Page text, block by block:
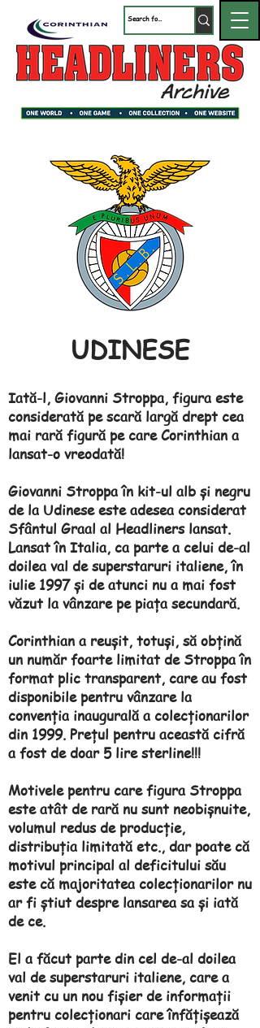
UDINESE
Iată-l, Giovanni Stroppa, figura este
considerată pe scară largă drept cea
mai rară figură pe care Corinthian a
lansat-o vreodată!
Giovanni Stroppa în kit-ul alb și negru
de la Udinese este adesea considerat
Sfântul Graal al Headliners lansat.
Lansat în Italia, ca parte a celui de-al
doilea val de superstaruri italiene, în
iulie 1997 și de atunci nu a mai fost
văzut la vânzare pe piața secundară.
Corinthian a reușit, totuși, să obțină
un număr foarte limitat de Stroppa în
format plic transparent, care au fost
disponibile pentru vânzare la
convenția inaugurală a colecționarilor
din 1999. Prețul pentru această cifră
a fost de doar 5 lire sterline!!!
Motivele pentru care figura Stroppa
este atât de rară nu sunt neobișnuite,
volumul redus de producție,
distribuția limitată etc., dar poate că
motivul principal al deficitului său
este că majoritatea colecționarilor nu
ar fi știut despre lansarea sa și iată
de ce.
El a făcut parte din cel de-al doilea
val de superstaruri italiene, care a
venit cu un nou fișier de informații
pentru colecționari care înfățișează